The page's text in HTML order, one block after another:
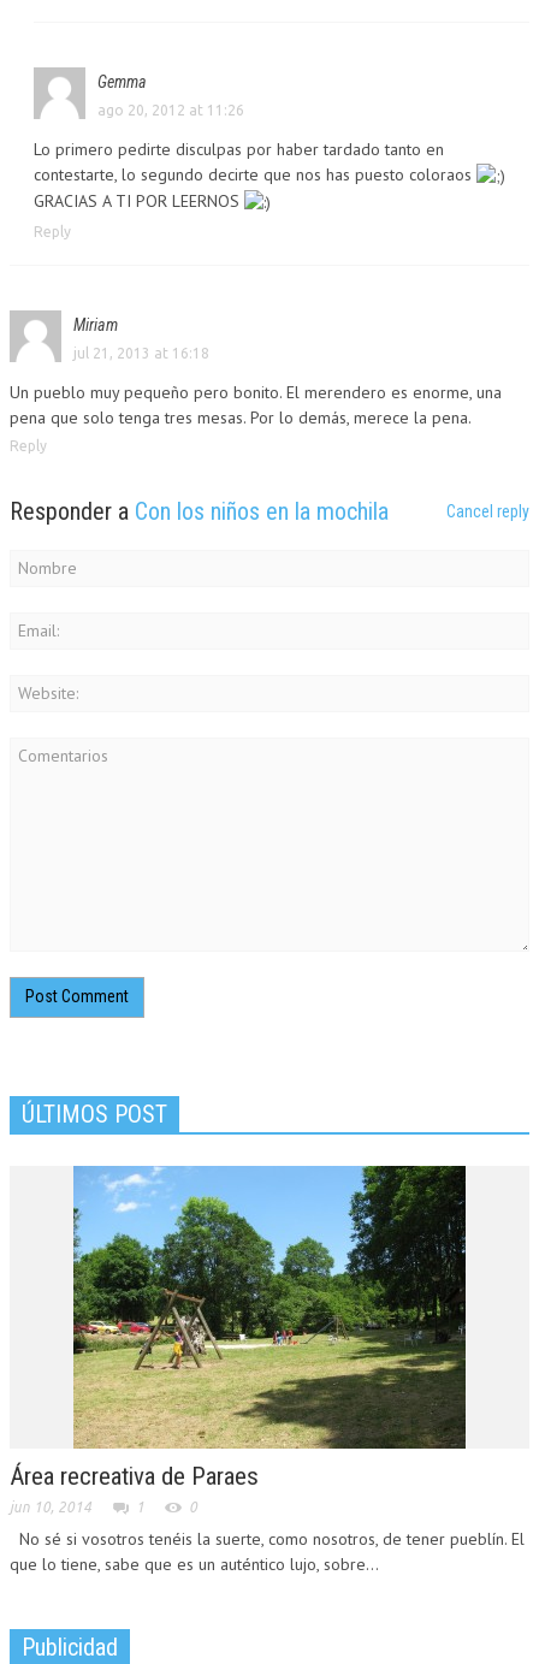
Gemma
ago 20, 2012 at 11:26
Lo primero pedirte disculpas por haber tardado tanto en
contestarte, lo segundo decirte que nos has puesto coloraos
GRACIAS A TI POR LEERNOS
Reply
Miriam
jul 21, 2013 at 16:18
Un pueblo muy pequeño pero bonito. El merendero es enorme, una
pena que solo tenga tres mesas. Por lo demás, merece la pena.
Reply
Responder a Con los niños en la mochila Cancel reply
ÚLTIMOS POST
Área recreativa de Paraes
jun 10, 2014 1 0
No sé si vosotros tenéis la suerte, como nosotros, de tener pueblín. El
que lo tiene, sabe que es un auténtico lujo, sobre...
Publicidad